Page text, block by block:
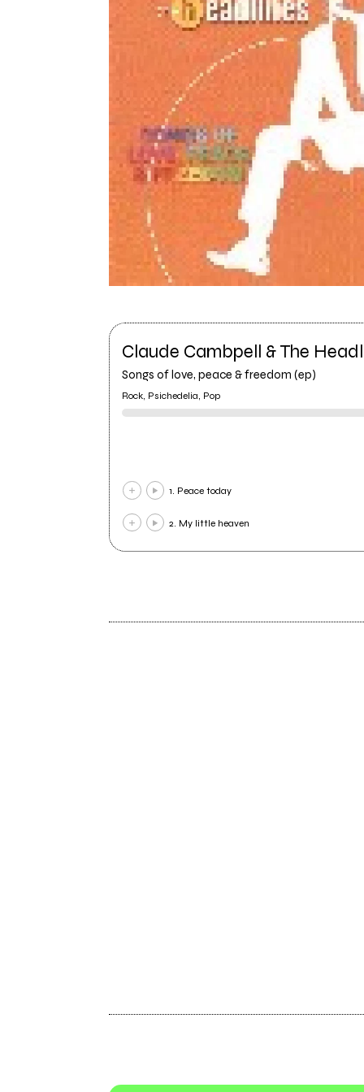
Claude Cambpell & The
Songs of love, peace & freedom (ep)
Rock, Psichedelia, Pop
1. Peace today
2. My little heaven